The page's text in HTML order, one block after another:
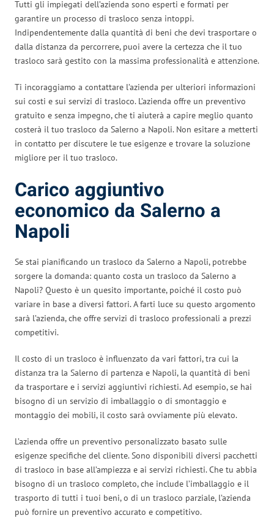
Tutti gli impiegati dell’azienda sono esperti e formati per
garantire un processo di trasloco senza intoppi.
Indipendentemente dalla quantità di beni che devi trasportare o
dalla distanza da percorrere, puoi avere la certezza che il tuo
trasloco sarà gestito con la massima professionalità e attenzione.
Ti incoraggiamo a contattare l’azienda per ulteriori informazioni
sui costi e sui servizi di trasloco. L’azienda offre un preventivo
gratuito e senza impegno, che ti aiuterà a capire meglio quanto
costerà il tuo trasloco da Salerno a Napoli. Non esitare a metterti
in contatto per discutere le tue esigenze e trovare la soluzione
migliore per il tuo trasloco.
Carico aggiuntivo
economico da Salerno a
Napoli
Se stai pianificando un trasloco da Salerno a Napoli, potrebbe
sorgere la domanda: quanto costa un trasloco da Salerno a
Napoli? Questo è un quesito importante, poiché il costo può
variare in base a diversi fattori. A farti luce su questo argomento
sarà l’azienda, che offre servizi di trasloco professionali a prezzi
competitivi.
Il costo di un trasloco è influenzato da vari fattori, tra cui la
distanza tra la Salerno di partenza e Napoli, la quantità di beni
da trasportare e i servizi aggiuntivi richiesti. Ad esempio, se hai
bisogno di un servizio di imballaggio o di smontaggio e
montaggio dei mobili, il costo sarà ovviamente più elevato.
L’azienda offre un preventivo personalizzato basato sulle
esigenze specifiche del cliente. Sono disponibili diversi pacchetti
di trasloco in base all’ampiezza e ai servizi richiesti. Che tu abbia
bisogno di un trasloco completo, che include l’imballaggio e il
trasporto di tutti i tuoi beni, o di un trasloco parziale, l’azienda
può fornire un preventivo accurato e competitivo.